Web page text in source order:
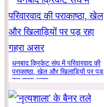
धनबाद क्रिकेट संघ में परिवारवाद की
पराकाष्ठा, खेल और खिलाड़ियों पर पड़
रहा गहरा असर